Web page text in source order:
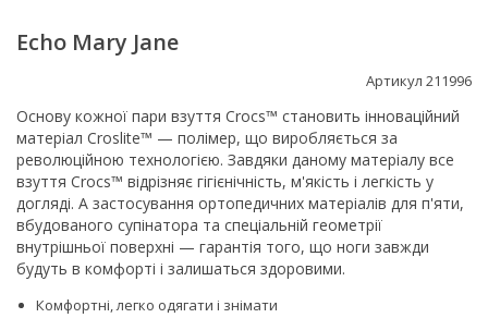
Echo Mary Jane
Артикул 211996
Основу кожної пари взуття Crocs™ становить інноваційний
матеріал Croslite™ — полімер, що виробляється за
революційною технологією. Завдяки даному матеріалу все
взуття Crocs™ відрізняє гігієнічність, м'якість і легкість у
догляді. А застосування ортопедичних матеріалів для п'яти,
вбудованого супінатора та спеціальній геометрії
внутрішньої поверхні — гарантія того, що ноги завжди
будуть в комфорті і залишаться здоровими.
Комфортні, легко одягати і знімати